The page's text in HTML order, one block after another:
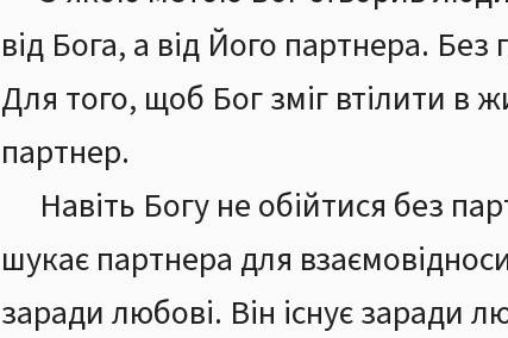
від Бога, а від Його партнера.
Для того, щоб Бог зміг втілити в
партнер.
Навіть Богу не обійтися без
шукає партнера для
заради любові. Він існує заради